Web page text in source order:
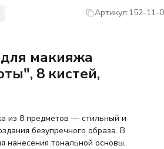
Артикул:152-11-
макияжа
8 кистей,
из 8 предметов — стильный и
безупречного образа. В
нанесения тональной основы,